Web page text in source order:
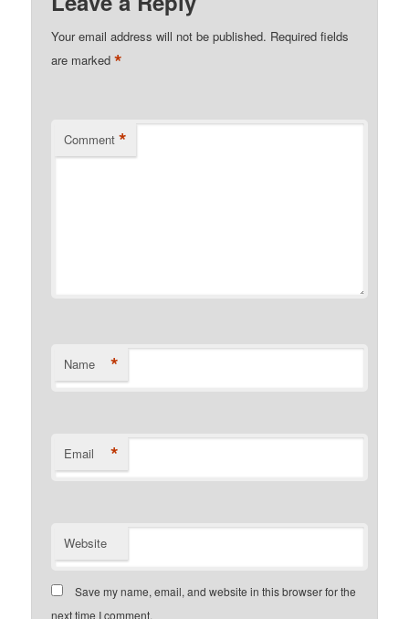
Your email address will not be published. Required fields
are marked*
Comment *
Name *
Email *
Website
Save my name, email, and website in this browser for the
next time I comment.